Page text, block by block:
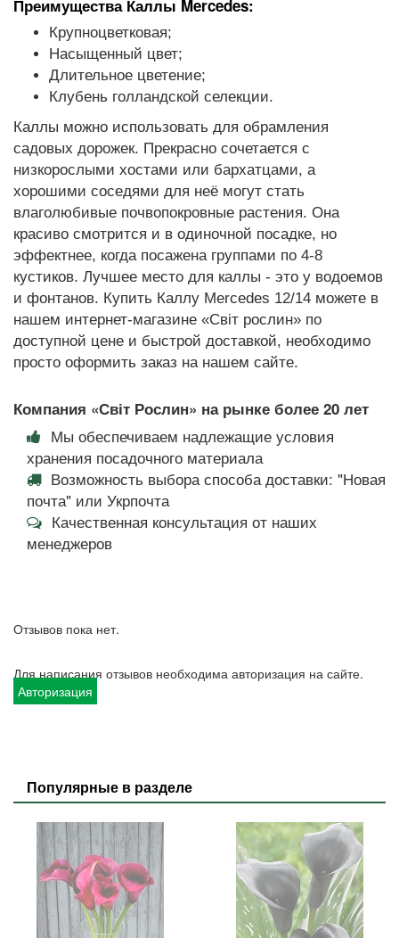
Преимущества Каллы Mercedes:
Крупноцветковая;
Насыщенный цвет;
Длительное цветение;
Клубень голландской селекции.
Каллы можно использовать для обрамления
садовых дорожек. Прекрасно сочетается с
низкорослыми хостами или бархатцами, а
хорошими соседями для неё могут стать
влаголюбивые почвопокровные растения. Она
красиво смотрится и в одиночной посадке, но
эффектнее, когда посажена группами по 4-8
кустиков. Лучшее место для каллы - это у водоемов
и фонтанов. Купить Каллу Mercedes 12/14 можете в
нашем интернет-магазине «Світ рослин» по
доступной цене и быстрой доставкой, необходимо
просто оформить заказ на нашем сайте.
Компания «Світ Рослин» на рынке более 20 лет
Мы обеспечиваем надлежащие условия
хранения посадочного материала
Возможность выбора способа доставки: "Новая
почта" или Укрпочта
Качественная консультация от наших
менеджеров
Отзывов пока нет.
Для написания отзывов необходима авторизация на сайте.
Авторизация
Популярные в разделе